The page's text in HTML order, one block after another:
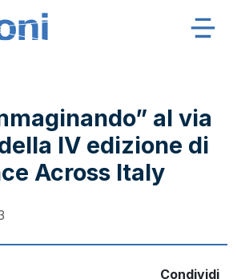
al via
IV edizione di
Across Italy
Condividi